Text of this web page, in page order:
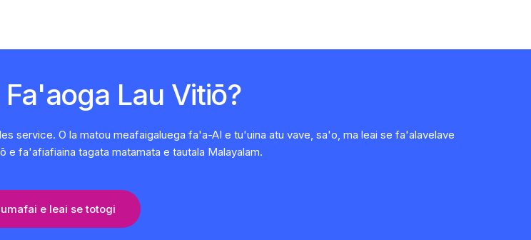
Fa'aoga Lau Vitiō?
service. O la matou meafaigaluega fa'a-AI e tu'uina atu vave, sa'o, ma leai se fa'alavelave
e fa'afiafiaina tagata matamata e tautala Malayalam.
e leai se totogi